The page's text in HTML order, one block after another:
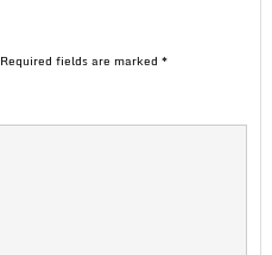
Required fields are marked *